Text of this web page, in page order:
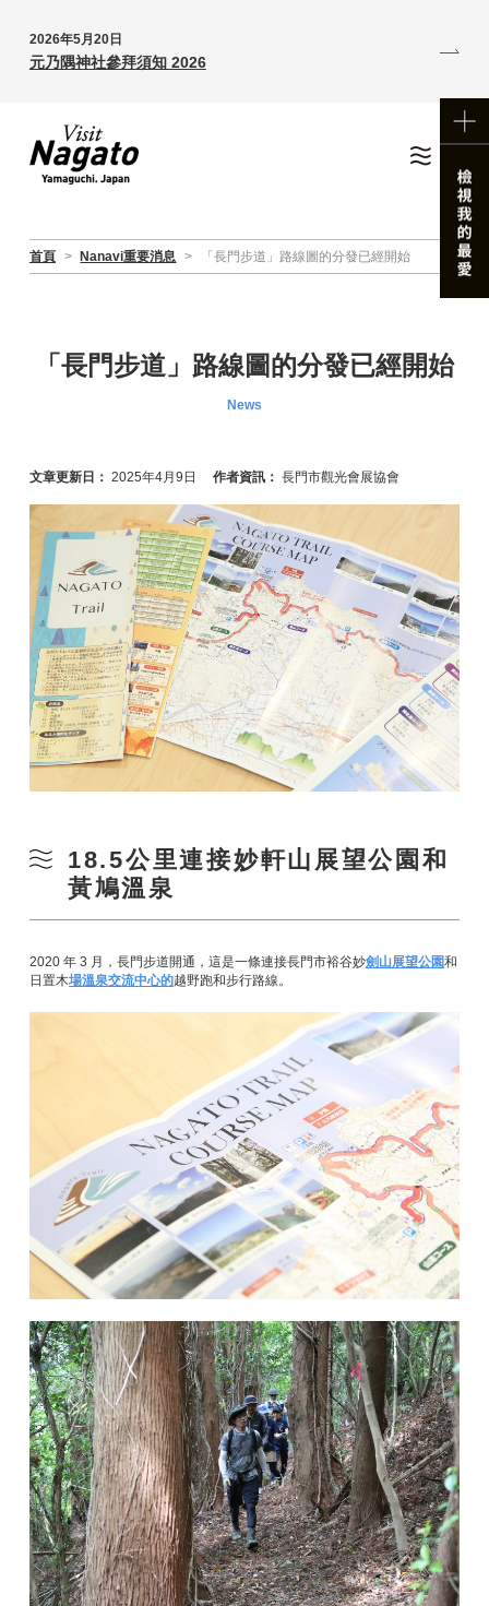
2026年5月20日
元乃隅神社參拜須知 2026
首頁 > Nanavi重要消息 > 「長門步道」路線圖的分發已經開始
「長門步道」路線圖的分發已經開始
News
文章更新日： 2025年4月9日 作者資訊： 長門市觀光會展協會
18.5公里連接妙軒山展望公園和
黃鳩溫泉
2020 年 3 月，長門步道開通，這是一條連接長門市裕谷妙劍山展望公園和
日置木場溫泉交流中心的越野跑和步行路線。